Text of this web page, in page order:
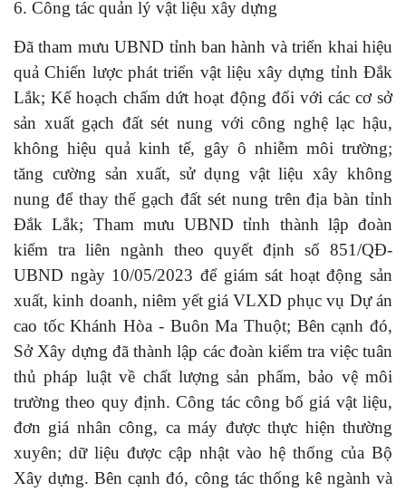
6. Công tác quản lý vật liệu xây dựng
Đã tham mưu UBND tỉnh ban hành và triển khai hiệu
quả Chiến lược phát triển vật liệu xây dựng tỉnh Đắk
Lắk; Kế hoạch chấm dứt hoạt động đối với các cơ sở
sản xuất gạch đất sét nung với công nghệ lạc hậu,
không hiệu quả kinh tế, gây ô nhiễm môi trường;
tăng cường sản xuất, sử dụng vật liệu xây không
nung để thay thế gạch đất sét nung trên địa bàn tỉnh
Đắk Lắk; Tham mưu UBND tỉnh thành lập đoàn
kiểm tra liên ngành theo quyết định số 851/QĐ-
UBND ngày 10/05/2023 để giám sát hoạt động sản
xuất, kinh doanh, niêm yết giá VLXD phục vụ Dự án
cao tốc Khánh Hòa - Buôn Ma Thuột; Bên cạnh đó,
Sở Xây dựng đã thành lập các đoàn kiểm tra việc tuân
thủ pháp luật về chất lượng sản phẩm, bảo vệ môi
trường theo quy định. Công tác công bố giá vật liệu,
đơn giá nhân công, ca máy được thực hiện thường
xuyên; dữ liệu được cập nhật vào hệ thống của Bộ
Xây dựng. Bên cạnh đó, công tác thống kê ngành và